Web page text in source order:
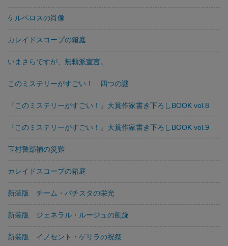
ケルベロスの肖像
カレイドスコープの箱庭
いまさらですが、無頼派宣言。
このミステリーがすごい！ 四つの謎
『このミステリーがすごい！』大賞作家書き下ろしBOOK vol.8
『このミステリーがすごい！』大賞作家書き下ろしBOOK vol.9
玉村警部補の災難
カレイドスコープの箱庭
新装版 チーム・バチスタの栄光
新装版 ジェネラル・ルージュの凱旋
新装版 イノセント・ゲリラの祝祭